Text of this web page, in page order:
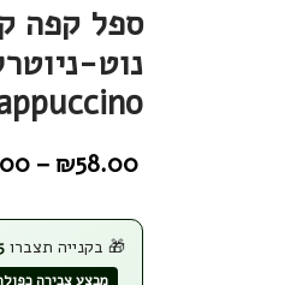
₪58.00
–
טווח
מחירים:
🎁 בקנייה תצברו
מבצע צבירה